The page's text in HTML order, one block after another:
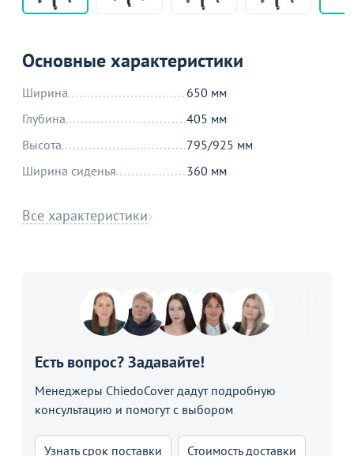
Основные характеристики
Ширина
650 мм
Глубина
405 мм
Высота
795/925 мм
Ширина сиденья
360 мм
Все характеристики
Есть вопрос? Задавайте!
Менеджеры ChiedoCover дадут подробную
консультацию и помогут с выбором
Узнать срок поставки Стоимость доставки